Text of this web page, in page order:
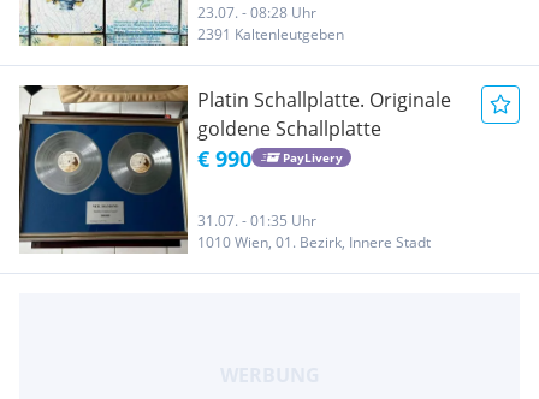
23.07. - 08:28 Uhr
2391 Kaltenleutgeben
Platin Schallplatte. Originale
goldene Schallplatte
€ 990 PayLivery
31.07. - 01:35 Uhr
1010 Wien, 01. Bezirk, Innere Stadt